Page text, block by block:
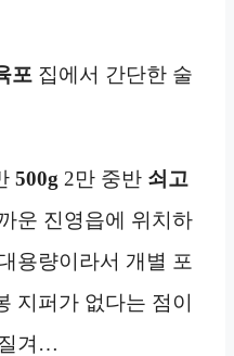
포 집에서 간단한 술
500g 2만 중반 쇠고
운 진영읍에 위치하
용량이라서 개별 포
지퍼가 없다는 점이
겨…